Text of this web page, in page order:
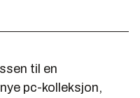
til en
pc-kolleksjon,